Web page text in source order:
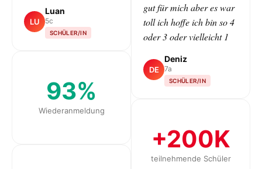
LU
Luan
5c
SCHÜLER/IN
93%
Wiederanmeldung
gut für mich aber es war
toll ich hoffe ich bin so 4
oder 3 oder vielleicht 1
DE
Deniz
7a
SCHÜLER/IN
+200K
teilnehmende Schüler